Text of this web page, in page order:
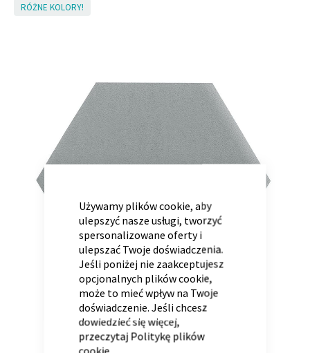
CLOSE
COOKIE
Używamy plików cookie, aby
ulepszyć nasze usługi, tworzyć
spersonalizowane oferty i
ulepszać Twoje doświadczenia.
Jeśli poniżej nie zaakceptujesz
opcjonalnych plików cookie,
może to mieć wpływ na Twoje
doświadczenie. Jeśli chcesz
dowiedzieć się więcej,
przeczytaj Politykę plików
SkipRÓŻNE KOLORY!
Wolnostojące Stylowe
Skandynawskie Dziecięce
Regał Szafka RTV
Wszystkie dodatki